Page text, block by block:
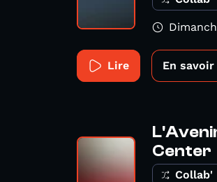
Lire En
Center
Collab'